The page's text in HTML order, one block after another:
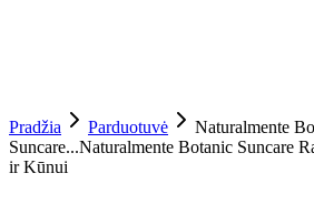
Pradžia Parduotuvė
Naturalmente
Suncare...Naturalmente Botanic Suncare
ir Kūnui